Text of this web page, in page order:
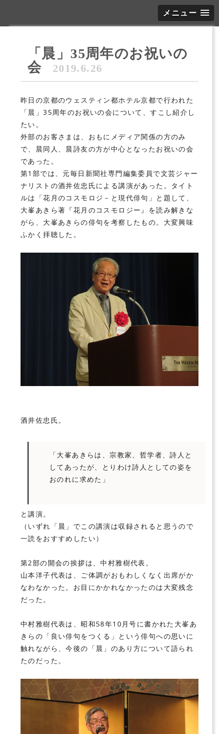
メニュー
「晨」35周年のお祝いの
会
2019.6.26
昨日の京都のウェスティン都ホテル京都で行われた
「晨」35周年のお祝いの会について、すこし紹介し
たい。
外部のお客さまは、おもにメディア関係の方のみ
で、晨同人、晨詩友の方が中心となったお祝いの会
であった。
第1部では、元毎日新聞社専門編集委員で文芸ジャー
ナリストの酒井佐忠氏による講演があった。タイト
ルは「花月のコスモロジ－と現代俳句」と題して、
大峯あきら著『花月のコスモロジー』を読み解きな
がら、大峯あきらの俳句を考察したもの。大変興味
ふかく拝聴した。
酒井佐忠氏。
「大峯あきらは、宗教家、哲学者、詩人と
してあったが、とりわけ詩人としての姿を
おのれに求めた」
と講演。
（いずれ「晨」でこの講演は収録されると思うので
一読をおすすめしたい）
第2部の開会の挨拶は、中村雅樹代表。
山本洋子代表は、ご体調がおもわしくなく出席がか
なわなかった。お目にかかれなかったのは大変残念
だった。
中村雅樹代表は、昭和58年10月号に書かれた大峯あ
きらの「良い俳句をつくる」という俳句への思いに
触れながら、今後の「晨」のあり方について語られ
たのだった。